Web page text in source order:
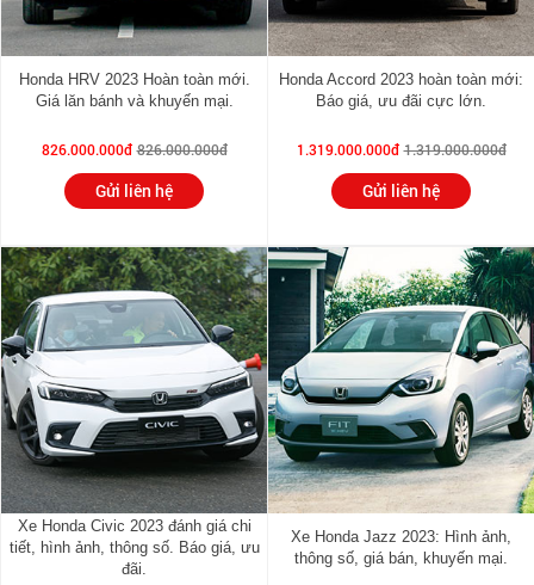
Honda HRV 2023 Hoàn toàn mới.
Giá lăn bánh và khuyến mại.
826.000.000đ 826.000.000đ
Gửi liên hệ
Honda Accord 2023 hoàn toàn mới:
Báo giá, ưu đãi cực lớn.
1.319.000.000đ 1.319.000.000đ
Gửi liên hệ
Xe Honda Civic 2023 đánh giá chi
tiết, hình ảnh, thông số. Báo giá, ưu
đãi.
Xe Honda Jazz 2023: Hình ảnh,
thông số, giá bán, khuyến mại.